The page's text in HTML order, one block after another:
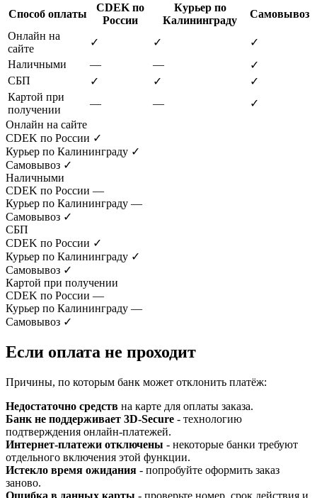
Способ оплаты
CDEK по
России
Курьер по
Калининграду
Самовывоз
Онлайн на
сайте
✓ ✓
✓
Наличными
— —
✓
СБП
✓ ✓
✓
Картой при
получении
— —
✓
Онлайн на сайте
CDEK по России ✓
Курьер по Калининграду ✓
Самовывоз ✓
Наличными
CDEK по России —
Курьер по Калининграду —
Самовывоз ✓
СБП
CDEK по России ✓
Курьер по Калининграду ✓
Самовывоз ✓
Картой при получении
CDEK по России —
Курьер по Калининграду —
Самовывоз ✓
Если оплата не проходит
Причины, по которым банк может отклонить платёж:
Недостаточно средств на карте для оплаты заказа.
Банк не поддерживает 3D-Secure - технологию
подтверждения онлайн-платежей.
Интернет-платежи отключены - некоторые банки требуют
отдельного включения этой функции.
Истекло время ожидания - попробуйте оформить заказ
заново.
Ошибка в данных карты - проверьте номер, срок действия и